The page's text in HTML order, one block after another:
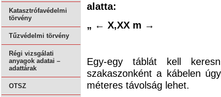
Katasztrófavédelmi
törvény
Tűzvédelmi törvény
Régi vizsgálati
anyagok adatai –
adattárak
OTSZ
alatta:
„ ← X,XX m →
Egy-egy táblát kell
szakaszonként a kábelen
méteres távolság lehet.